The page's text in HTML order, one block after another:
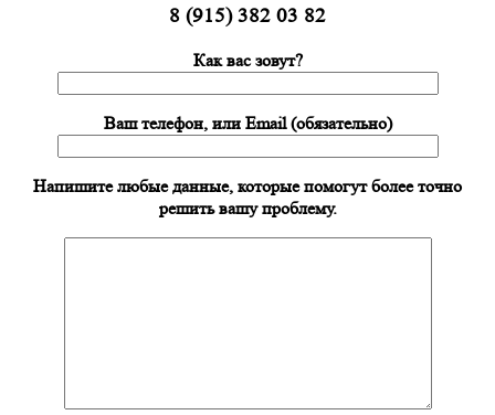
8 (915) 382 03 82
Как вас зовут?
Ваш телефон, или Email (обязательно)
Напишите любые данные, которые помогут более точно
решить вашу проблему.